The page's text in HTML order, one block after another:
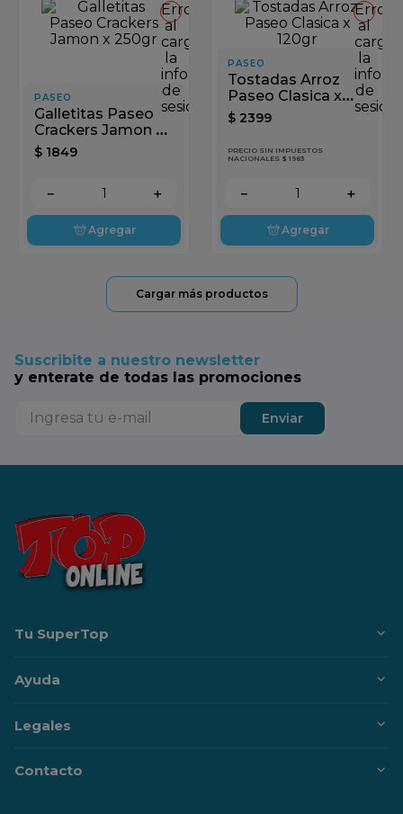
Error
al
cargar
la
información
de
sesión
PASEO
Galletitas Paseo
Crackers Jamon x
250gr
$ 1849
＋
－
Agregar
Error
al
cargar
la
de
sesión
PASEO
Tostadas Arroz
Paseo Clasica x
120gr
$ 2399
PRECIO SIN IMPUESTOS
NACIONALES $ 1983
＋
－
Agregar
Suscribite a nuestro newsletter
y enterate de todas las promociones
Enviar
Tu SuperTop
Ayuda
Legales
Contacto